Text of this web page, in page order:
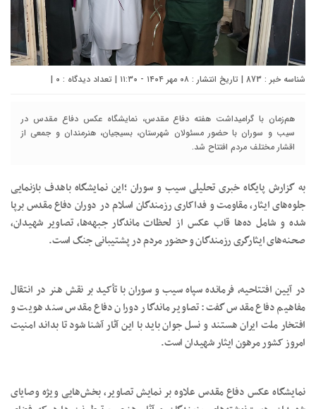
شناسه خبر : 873 | تاریخ انتشار : ۰۸ مهر ۱۴۰۴ - ۱۱:۳۰ | تعداد دیدگاه : ۰ |
هم‌زمان با گرامیداشت هفته دفاع مقدس، نمایشگاه عکس دفاع مقدس در
سیب و سوران با حضور مسئولان شهرستان، بسیجیان، هنرمندان و جمعی از
اقشار مختلف مردم افتتاح شد.
به گزارش پایگاه خبری تحلیلی سیب و سوران ؛این نمایشگاه باهدف بازنمایی
جلوه‌های ایثار، مقاومت و فداکاری رزمندگان اسلام در دوران دفاع مقدس برپا
شده و شامل ده‌ها قاب عکس از لحظات ماندگار جبهه‌ها، تصاویر شهیدان،
صحنه‌های ایثارگری رزمندگان و حضور مردم در پشتیبانی جنگ است.
در آیین افتتاحیه، فرمانده سپاه سیب و سوران با تأکید بر نقش هنر در انتقال
مفاهیم دفاع مقدس گفت: تصاویر ماندگار دوران دفاع مقدس سند هویت و
افتخار ملت ایران هستند و نسل جوان باید با این آثار آشنا شود تا بداند امنیت
امروز کشور مرهون ایثار شهیدان است.
نمایشگاه عکس دفاع مقدس علاوه بر نمایش تصاویر، بخش‌هایی ویژه وصایای